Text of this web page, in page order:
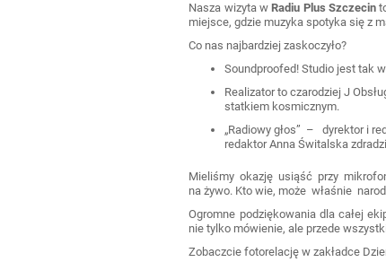
Nasza wizyta wRadiu Plus Szczecin
miejsce, gdzie muzyka spotyka się z
Co nas najbardziej zaskoczyło?
Soundproofed! Studio jest tak
Realizator to czarodziej J
statkiem kosmicznym.
„Radiowy głos” –
dyrektor i
redaktor Anna Świtalska
Mieliśmy okazję usiąść przy
na żywo. Kto wie, może właśnie
Ogromne podziękowania dla całej
nie tylko mówienie, ale przede
Zobaczcie fotorelację w zakładce